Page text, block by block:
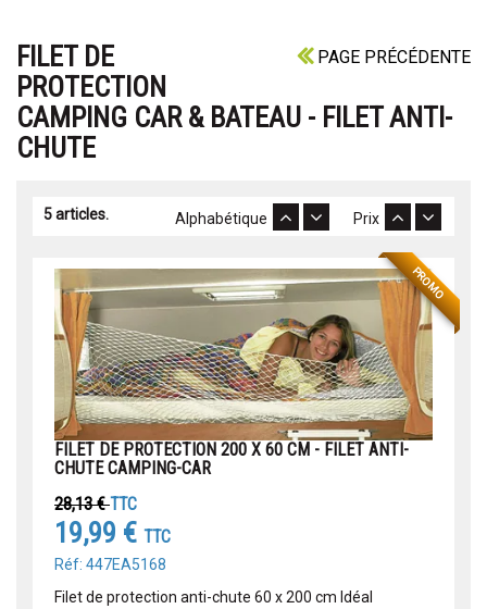
PAGE PRÉCÉDENTE
FILET DE
PROTECTION
CAMPING CAR & BATEAU - FILET ANTI-
CHUTE
5 articles. Prix
Alphabétique
PROMO
FILET DE PROTECTION 200 X 60 CM - FILET ANTI-
CHUTE CAMPING-CAR
28,13 €TTC
19,99 € TTC
Réf: 447EA5168
Filet de protection anti-chute 60 x 200 cm Idéal